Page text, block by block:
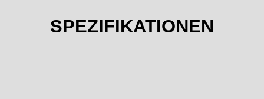
SPEZIFIKATIONEN